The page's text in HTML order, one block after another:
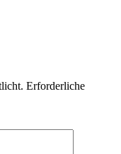
Erforderliche